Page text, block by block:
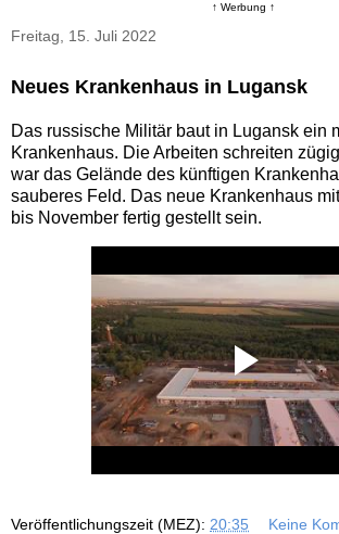
↑ Werbung ↑
Freitag, 15. Juli 2022
Neues Krankenhaus in Lugansk
Das russische Militär baut in Lugansk ein
Krankenhaus. Die Arbeiten schreiten
war das Gelände des künftigen
sauberes Feld. Das neue Krankenhaus
bis November fertig gestellt sein.
Veröffentlichungszeit (MEZ): 20:35 Keine